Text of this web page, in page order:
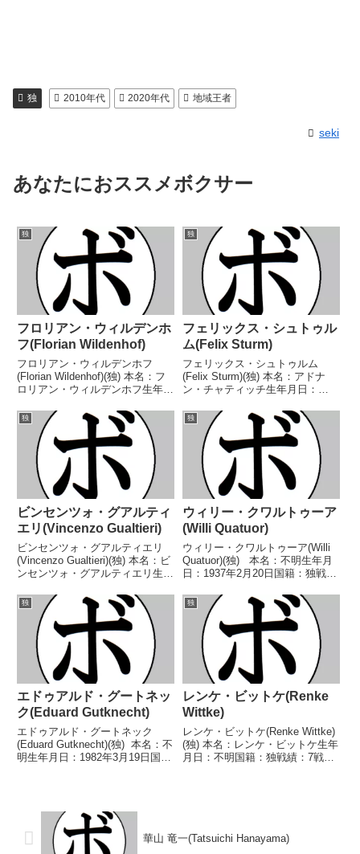
独 2010年代 2020年代 地域王者
seki
あなたにおススメボクサー
独
フロリアン・ウィルデンホ
フ(Florian Wildenhof)
フロリアン・ウィルデンホフ
(Florian Wildenhof)(独) 本名：フ
ロリアン・ウィルデンホフ生年月
績：49戦32勝(12KO)16敗1
分 【獲得タイトル】EPBCユー
ラシアスーパーウェルター級王...
独
フェリックス・シュトゥル
ム(Felix Sturm)
フェリックス・シュトゥルム
(Felix Sturm)(独) 本名：アドナ
ン・チャティッチ生年月日：
戦45勝(20KO)7敗3分1無効試
合 【獲得タイトル】1998年度独
選手権ライトミドル級優勝(アマ
チュ...
独
ビンセンツォ・グアルティ
エリ(Vincenzo Gualtieri)
ビンセンツォ・グアルティエリ
(Vincenzo Gualtieri)(独) 本名：ビ
ンセンツォ・グアルティエリ生年
績：28戦25勝(8KO)2敗1分 【獲
得タイトル】BDBドイツミドル
級王座IBOコンチネン...
独
ウィリー・クワルトゥーア
(Willi Quatuor)
ウィリー・クワルトゥーア(Willi
Quatuor)(独) 本名：不明生年月
日：1937年2月20日国籍：独戦
得タイトル】BDBドイツフェザ
ー級王座BDBドイツウェルター
級王座EBU欧州ライト...
独
エドゥアルド・グートネッ
ク(Eduard Gutknecht)
エドゥアルド・グートネック
(Eduard Gutknecht)(独) 本名：不
明生年月日：1982年3月19日国
(アマチュア)BDBド...
独
レンケ・ビットケ(Renke
Wittke)
レンケ・ビットケ(Renke Wittke)
(独) 本名：レンケ・ビットケ生年
月日：不明国籍：独戦績：7戦6
華山 竜一(Tatsuichi Hanayama)